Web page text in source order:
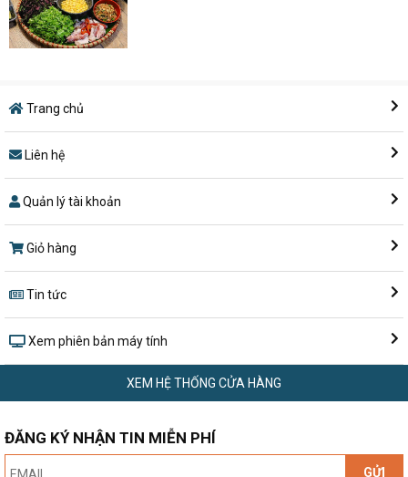
Trang chủ
Liên hệ
Quản lý tài khoản
Giỏ hàng
Tin tức
Xem phiên bản máy tính
XEM HỆ THỐNG CỬA HÀNG
ĐĂNG KÝ NHẬN TIN MIỄN PHÍ
GỬI